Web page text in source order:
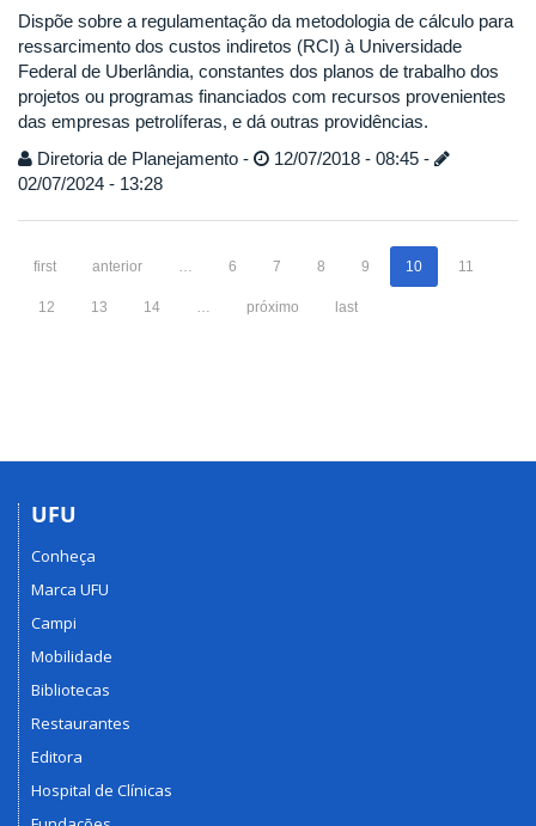
Dispõe sobre a regulamentação da metodologia de cálculo para
ressarcimento dos custos indiretos (RCI) à Universidade
Federal de Uberlândia, constantes dos planos de trabalho dos
projetos ou programas financiados com recursos provenientes
das empresas petrolíferas, e dá outras providências.
Diretoria de Planejamento -
12/07/2018 - 08:45 -
02/07/2024 - 13:28
first anterior … 6 7 8 9 10 11
12 13 14 … próximo last
UFU
Conheça
Marca UFU
Campi
Mobilidade
Bibliotecas
Restaurantes
Editora
Hospital de Clínicas